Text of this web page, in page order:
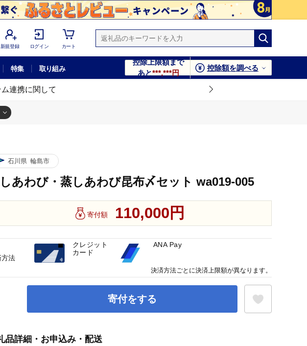
新規登録 ログイン カート
特集 取り組み
控除上限額まで
あと***,***円
控除額を調べる
連携に関して
石川県 輪島市
あわび・蒸しあわび昆布〆セット wa019-005
寄付額 110,000円
寄付をする
品詳細・お申込み・配送
方法
クレジット
カード
ANA Pay
決済方法ごとに決済上限額が異なります。